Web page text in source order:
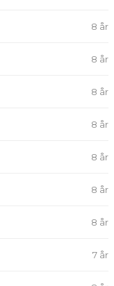
8 år
8 år
8 år
8 år
8 år
8 år
8 år
7 år